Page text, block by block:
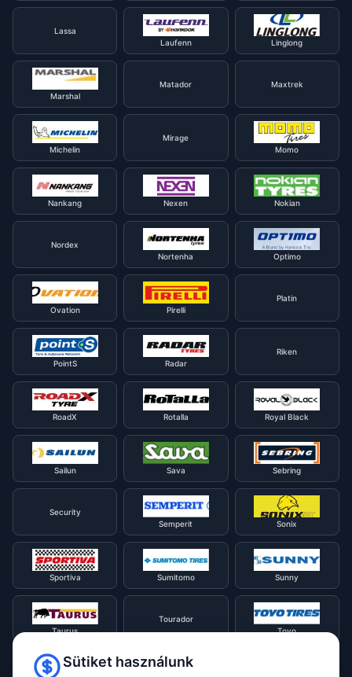
Lassa
Laufenn
Linglong
Marshal
Matador Maxtrek
Michelin
Mirage
Momo
Nankang Nexen Nokian
Nordex
Nortenha
Optimo
Ovation Pirelli
Platin
PointS Radar
Riken
RoadX Rotalla Royal Black
Sailun Sava Sebring
Security
Semperit
Sonix
Sportiva Sumitomo Sunny
Taurus
Tourador
Toyo
Tracmax
Sütiket használunk